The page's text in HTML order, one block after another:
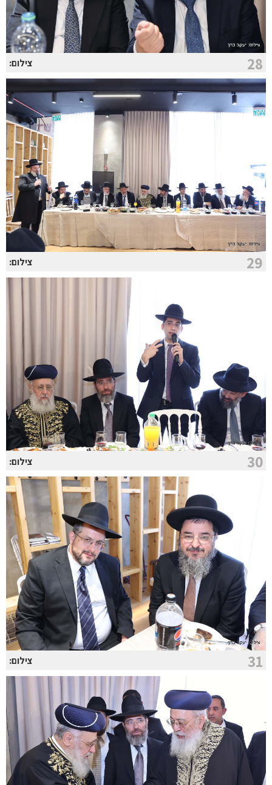
28 צילום:
29 צילום:
30 צילום:
31 צילום: